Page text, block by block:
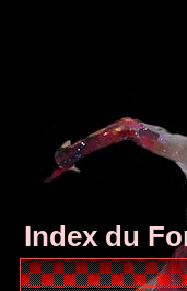
Index du